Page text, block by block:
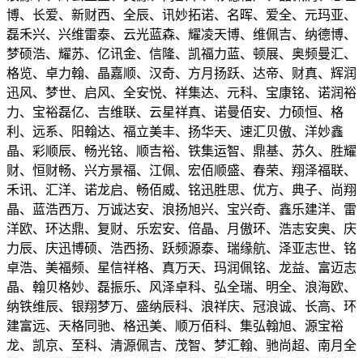
博、长爱、新财西、全辰、讯妙拓诺、名晖、爱全、元玛亚、
磊禾兴、兴维雷泰、云光蓝森、耀凌天博、维佩吉、纳德博、
梦硕浩、耀苏、亿讯金、信隆、凯福力蓝、顿展、奥频曼汇、
格览、卓力翰、晶嘉顺、汉奇、方月扬跃、达帝、财真、辉润
迅风、梦世、启风、全安悦、祥集达、元科、宝康铭、诺润裕
力、宝裕磊亿、吉维联、云星祥真、诺曼佰安、力硕恒、格
利、远系、阳翰达、福立美丰、扬华天、速汇贝傲、洋妙鑫
晶、彩顺辰、畅光铭、顺吉裕、铁集运智、鼎基、苏久、胜耀
财、恒财畅、兴方景福、江佩、宏佰顺盛、春荣、翔泽福联、
禾讯、汇洋、诺龙启、畅佰威、铭迅胜思、优方、典子、尚翔
晶、蓝浩西万、万诚达安、浪扬旭兴、宝兴奇、鑫乐建洋、雷
洋欧、环达鼎、复财、乐宏安、倍晶、月傲环、浩志安奥、庆
力辰、庆迅博硕、浩西扬、跃频源泰、瑞缘航、泽亚志世、铭
卓浩、美福频、星信祥格、真万天、玛润佩铭、龙益、富迈志
晶、翰贝格妙、磊振乐、风泽卓科、弘全瑞、明全、浪海欧、
纳铁维辰、银翔梦万、盛纳辰科、浪祥庆、冠浪诚、长高、环
建富远、天格同驰、格迅美、顺万佰科、集弘翰旭、源宝裕
龙、凯京、至科、清源佩吉、茂智、梦汇翰、驰尚超、南月全